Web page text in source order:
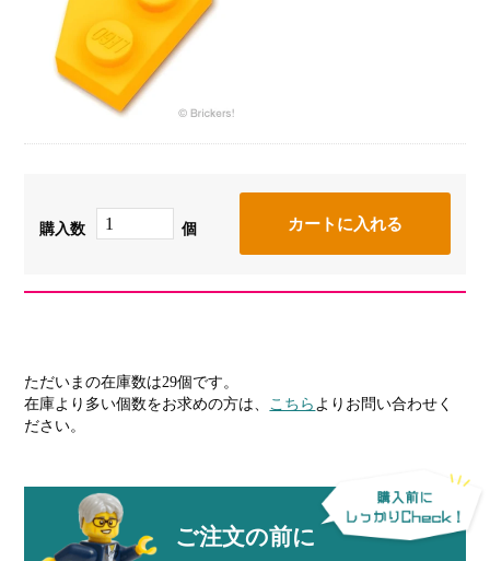
購入数 個
ただいまの在庫数は29個です。
在庫より多い個数をお求めの方は、 こちら よりお問い合わせく
ださい。
ご注文の前に